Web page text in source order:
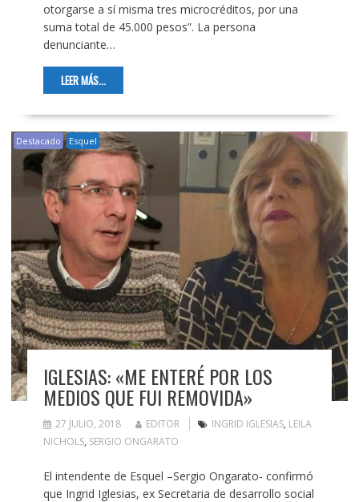
otorgarse a sí misma tres microcréditos, por una
suma total de 45.000 pesos”. La persona
denunciante…
LEER MÁS...
Destacado Esquel
IGLESIAS: «ME ENTERÉ POR LOS
MEDIOS QUE FUI REMOVIDA»
27 JULIO, 2018 EDITOR INGRID IGLESIAS, LEILA
NICHOLS, SERGIO ONGARATO
El intendente de Esquel –Sergio Ongarato- confirmó
que Ingrid Iglesias, ex Secretaria de desarrollo social